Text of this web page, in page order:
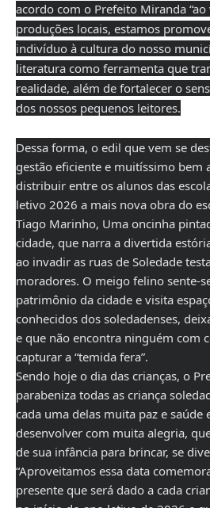
acordo com o Prefeito Miranda
produções locais, estamos
indivíduo à cultura do nosso
literatura como ferramenta que
realidade, além de fortalecer o
dos nossos pequenos leitores.
Dessa forma, o edil que vem se
gestão eficiente e muitíssimo bem
distribuir entre os alunos das
letivo 2026 a mais nova obra do
Tiago Marinho, Uma oncinha
cidade, que narra a divertida
ao invadir as ruas de Soledade
moradores. O meigo felino sente-
patrimônio da cidade e visita
conhecidos dos soledadenses,
e que não encontra ninguém com
capturar a “temida fera”.
Sendo hoje o dia das crianças, o
parabeniza todas as criança
cada uma delas muita paz e saúde
desenvolver com muita alegria,
de sua infância para brincar, se
“Aproveitamos essa data
presente que será dado a cada